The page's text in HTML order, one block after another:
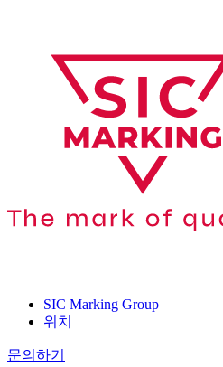
SIC Marking Group
위치
문의하기